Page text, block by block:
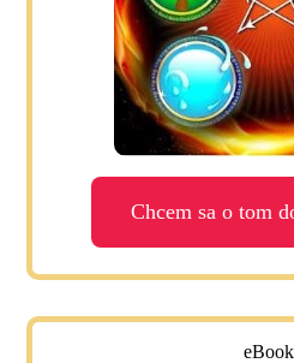
Chcem sa o tom
eBook